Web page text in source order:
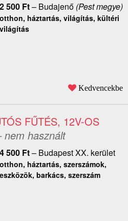
2 500 Ft– Budajenő(Pest megye)
otthon, háztartás, világítás, kültéri
világítás
Kedvencekbe
FŰTÉS, 12V-OS
nem használt
4 500 Ft– Budapest XX. kerület
otthon, háztartás, szerszámok,
eszközök, barkács, szerszám